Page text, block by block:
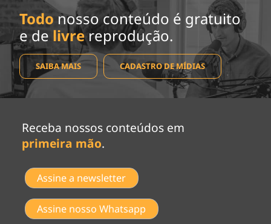
Todo nosso conteúdo é gratuito
e de livrereprodução.
SAIBA MAIS CADASTRO DE MÍDIAS
Receba nossos conteúdos em
primeira mão.
Assine a newsletter
Assine nosso Whatsapp